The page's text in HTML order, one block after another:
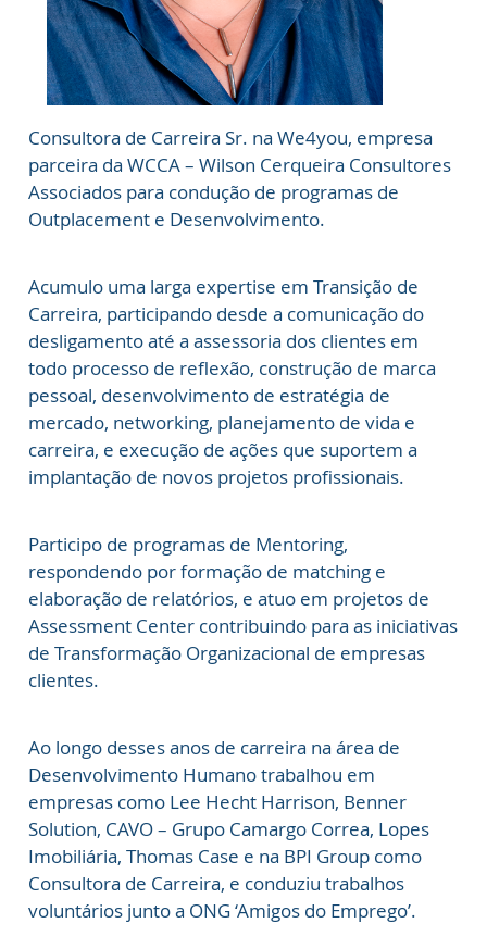
Consultora de Carreira Sr. na We4you, empresa
parceira da WCCA – Wilson Cerqueira Consultores
Associados para condução de programas de
Outplacement e Desenvolvimento.
Acumulo uma larga expertise em Transição de
Carreira, participando desde a comunicação do
desligamento até a assessoria dos clientes em
todo processo de reflexão, construção de marca
pessoal, desenvolvimento de estratégia de
mercado, networking, planejamento de vida e
carreira, e execução de ações que suportem a
implantação de novos projetos profissionais.
Participo de programas de Mentoring,
respondendo por formação de matching e
elaboração de relatórios, e atuo em projetos de
Assessment Center contribuindo para as iniciativas
de Transformação Organizacional de empresas
clientes.
Ao longo desses anos de carreira na área de
Desenvolvimento Humano trabalhou em
empresas como Lee Hecht Harrison, Benner
Solution, CAVO – Grupo Camargo Correa, Lopes
Imobiliária, Thomas Case e na BPI Group como
Consultora de Carreira, e conduziu trabalhos
voluntários junto a ONG ‘Amigos do Emprego’.